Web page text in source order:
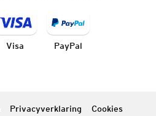
Visa PayPal
Privacyverklaring
Cookies